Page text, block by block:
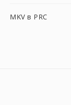
MKV в PRC